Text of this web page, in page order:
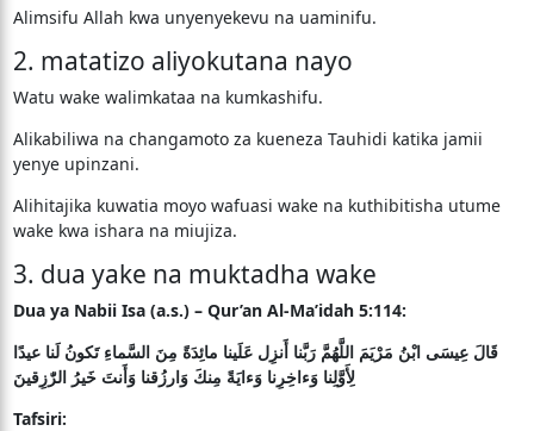
Alimsifu Allah kwa unyenyekevu na uaminifu.
2. matatizo aliyokutana nayo
Watu wake walimkataa na kumkashifu.
Alikabiliwa na changamoto za kueneza Tauhidi katika jamii
yenye upinzani.
Alihitajika kuwatia moyo wafuasi wake na kuthibitisha utume
wake kwa ishara na miujiza.
3. dua yake na muktadha wake
Dua ya Nabii Isa (a.s.) – Qur’an Al-Ma’idah 5:114:
قَالَ عِيسَى ابْنُ مَرْيَمَ اللَّهُمَّ رَبَّنا أَنزِل عَلَينا مائِدَةً مِنَ السَّماءِ تَكونُ لَنا عيدًا
لِأَوَّلِنا وَءاخِرِنا وَءايَةً مِنكَ وَارزُقنا وَأَنتَ خَيرُ الرّٰزِقينَ
Tafsiri: